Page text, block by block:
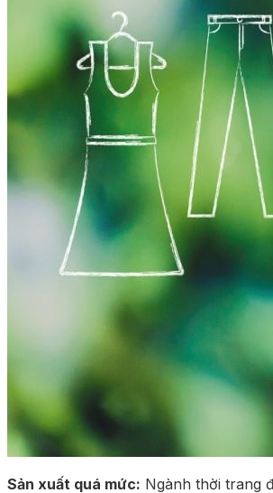
Sản xuất quá mức: Ngành thời trang